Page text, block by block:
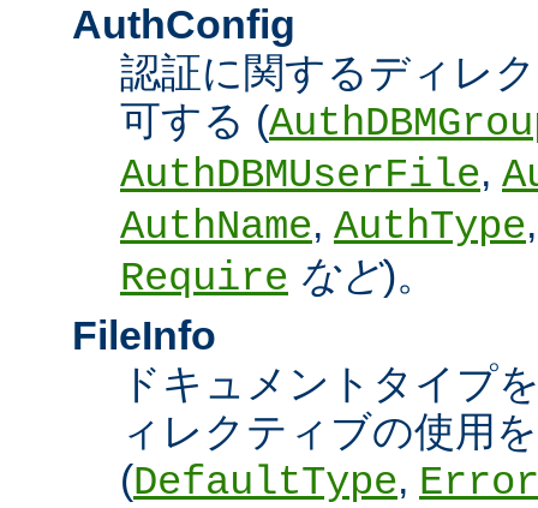
AuthConfig
認証に関するディレ
可する (
AuthDBMUserFile,
AuthName, AuthType
Require など)。
FileInfo
ドキュメントタイプ
ィレクティブの使用
(DefaultType,